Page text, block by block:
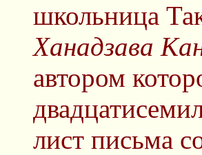
школьница
Ханадзава
автором
лист письма